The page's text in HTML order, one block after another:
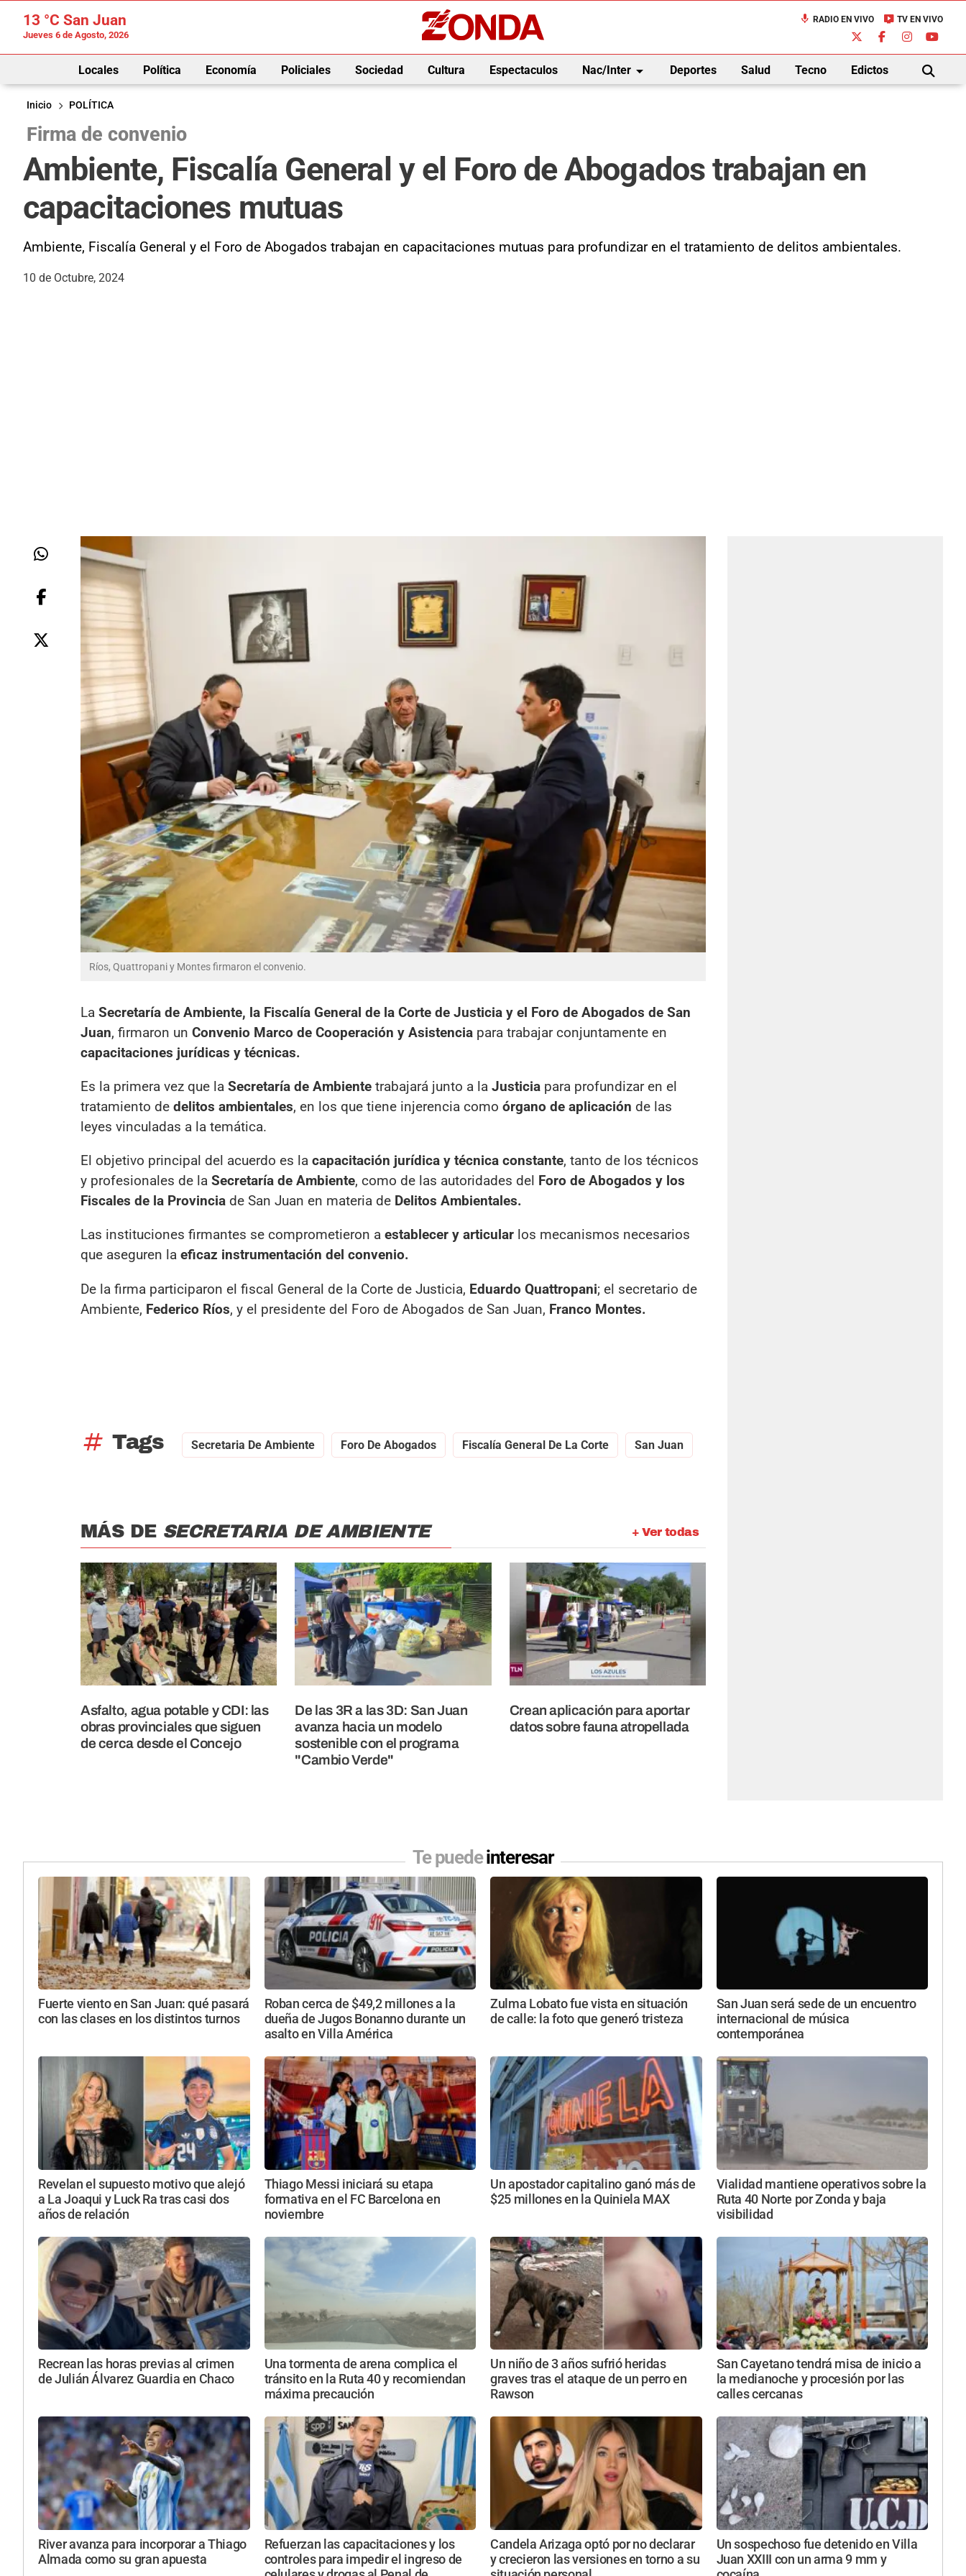
13 °C San Juan
Jueves 6 de Agosto, 2026
mic RADIO EN VIVO live_tv TV EN VIVO
Locales Política Economía Policiales Sociedad Cultura Espectaculos Nac/Interarrow_drop_down Deportes Salud Tecno Edictos
BUSCAR
Inicio
POLÍTICA
Firma de convenio
Ambiente, Fiscalía General y el Foro de Abogados trabajan en
capacitaciones mutuas
Ambiente, Fiscalía General y el Foro de Abogados trabajan en capacitaciones mutuas para profundizar en el tratamiento de delitos ambientales.
10 de Octubre, 2024
Ríos, Quattropani y Montes firmaron el convenio.
La Secretaría de Ambiente, la Fiscalía General de la Corte de Justicia y el Foro de Abogados de San
Juan, firmaron un Convenio Marco de Cooperación y Asistencia para trabajar conjuntamente en
capacitaciones jurídicas y técnicas.
Es la primera vez que la Secretaría de Ambiente trabajará junto a la Justicia para profundizar en el
tratamiento de delitos ambientales, en los que tiene injerencia como órgano de aplicación de las
leyes vinculadas a la temática.
El objetivo principal del acuerdo es la capacitación jurídica y técnica constante, tanto de los técnicos
y profesionales de la Secretaría de Ambiente, como de las autoridades del Foro de Abogados y los
Fiscales de la Provincia de San Juan en materia de Delitos Ambientales.
Las instituciones firmantes se comprometieron a establecer y articular los mecanismos necesarios
que aseguren la eficaz instrumentación del convenio.
De la firma participaron el fiscal General de la Corte de Justicia, Eduardo Quattropani; el secretario de
Ambiente, Federico Ríos, y el presidente del Foro de Abogados de San Juan, Franco Montes.
tag Tags Secretaria De Ambiente Foro De Abogados Fiscalía General De La Corte San Juan
+ Ver todas
MÁS DE SECRETARIA DE AMBIENTE
Asfalto, agua potable y CDI: las
obras provinciales que siguen
de cerca desde el Concejo
De las 3R a las 3D: San Juan
avanza hacia un modelo
sostenible con el programa
"Cambio Verde"
Crean aplicación para aportar
datos sobre fauna atropellada
Te puedeinteresar
Fuerte viento en San Juan: qué pasará
con las clases en los distintos turnos
Roban cerca de $49,2 millones a la
dueña de Jugos Bonanno durante un
asalto en Villa América
Zulma Lobato fue vista en situación
de calle: la foto que generó tristeza
San Juan será sede de un encuentro
internacional de música
contemporánea
Revelan el supuesto motivo que alejó
a La Joaqui y Luck Ra tras casi dos
años de relación
Thiago Messi iniciará su etapa
formativa en el FC Barcelona en
noviembre
Un apostador capitalino ganó más de
$25 millones en la Quiniela MAX
Vialidad mantiene operativos sobre la
Ruta 40 Norte por Zonda y baja
visibilidad
Recrean las horas previas al crimen
de Julián Álvarez Guardia en Chaco
Una tormenta de arena complica el
tránsito en la Ruta 40 y recomiendan
máxima precaución
Un niño de 3 años sufrió heridas
graves tras el ataque de un perro en
Rawson
San Cayetano tendrá misa de inicio a
la medianoche y procesión por las
calles cercanas
River avanza para incorporar a Thiago
Almada como su gran apuesta
Refuerzan las capacitaciones y los
controles para impedir el ingreso de
Candela Arizaga optó por no declarar
y crecieron las versiones en torno a su
Un sospechoso fue detenido en Villa
Juan XXIII con un arma 9 mm y